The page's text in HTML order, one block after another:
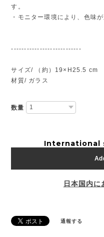
す。
・モニター環境により、色味
---------------------------
サイズ/ （約）19×H25.5 cm
材質/ ガラス
数量
International
日本国内に
通報する